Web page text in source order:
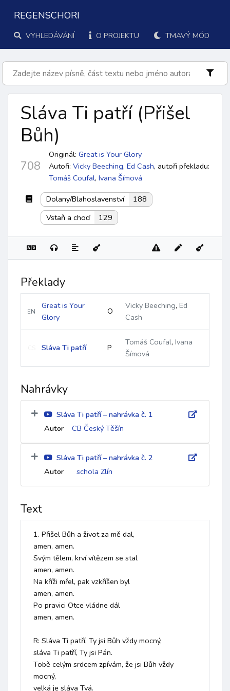
REGENSCHORI
VYHLEDÁVÁNÍ O PROJEKTU TMAVÝ MÓD
Sláva Ti patří (Přišel
Bůh)
708
Originál: Great is Your Glory
Autoři: Vicky Beeching, Ed Cash, autoři překladu:
Tomáš Coufal, Ivana Šímová
Dolany/Blahoslavenství
188
Vstaň a choď
129
Překlady
EN
Great is Your
Glory
O
Vicky Beeching, Ed
Cash
Sláva Ti patří P
Tomáš Coufal, Ivana
Šímová
Nahrávky
Sláva Ti patří – nahrávka č. 1
Autor
CB Český Těšín
Sláva Ti patří – nahrávka č. 2
Autor
schola Zlín
Text
1. Přišel Bůh a život za mě dal,
amen, amen.
Svým tělem, krví vítězem se stal
amen, amen.
Na kříži mřel, pak vzkříšen byl
amen, amen.
Po pravici Otce vládne dál
amen, amen.
R: Sláva Ti patří, Ty jsi Bůh vždy mocný,
sláva Ti patří, Ty jsi Pán.
Tobě celým srdcem zpívám, že jsi Bůh vždy
mocný,
velká je sláva Tvá.